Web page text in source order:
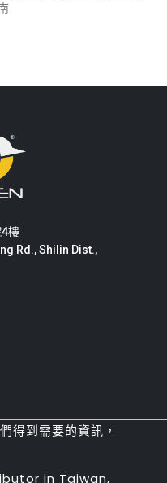
樓
Rd., Shilin Dist.,
得到需要的資訊，
in Taiwan,